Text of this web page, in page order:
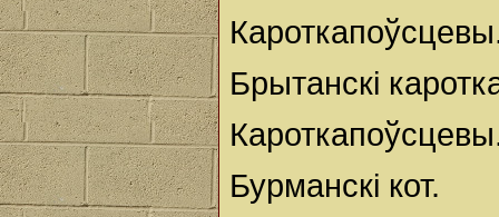
Брытанскі
Бурманскі кот.